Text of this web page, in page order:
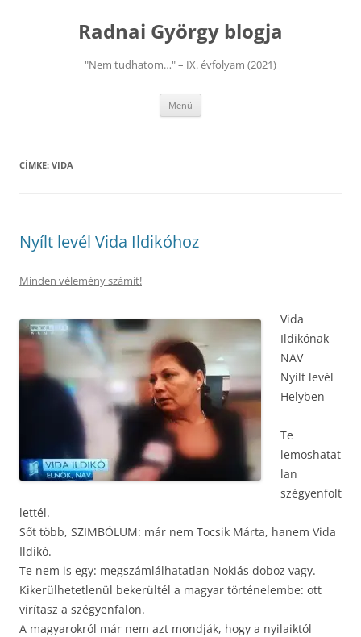
Radnai György blogja
"Nem tudhatom…" – IX. évfolyam (2021)
Menü
CÍMKE: VIDA
Nyílt levél Vida Ildikóhoz
Minden vélemény számít!
Vida
Ildikónak
NAV
Nyílt levél
Helyben
Te
lemoshatat
lan
szégyenfolt
lettél.
Sőt több, SZIMBÓLUM: már nem Tocsik Márta, hanem Vida
Ildikó.
Te nem is egy: megszámlálhatatlan Nokiás doboz vagy.
Kikerülhetetlenül bekerültél a magyar történelembe: ott
virítasz a szégyenfalon.
A magyarokról már nem azt mondják, hogy a nyilaiktól